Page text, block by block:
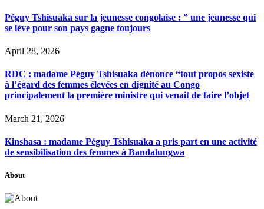
Péguy Tshisuaka sur la jeunesse congolaise : ” une jeunesse qui
se lève pour son pays gagne toujours
April 28, 2026
RDC : madame Péguy Tshisuaka dénonce “tout propos sexiste
à l’égard des femmes élevées en dignité au Congo
principalement la première ministre qui venait de faire l’objet
March 21, 2026
Kinshasa : madame Péguy Tshisuaka a pris part en une activité
de sensibilisation des femmes à Bandalungwa
About